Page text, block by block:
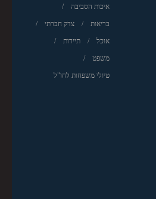
איכות הסביבה
בריאות צדק חברתי
אוכל תיירות
משפט
טיולי משפחות לחו"ל